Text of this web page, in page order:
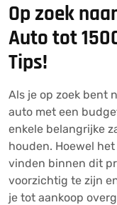
Op zoek
Auto tot
Tips!
Als je op zoek bent
auto met een
enkele belangrijke
houden. Hoewel
vinden binnen dit
voorzichtig te zijn
je tot aankoop